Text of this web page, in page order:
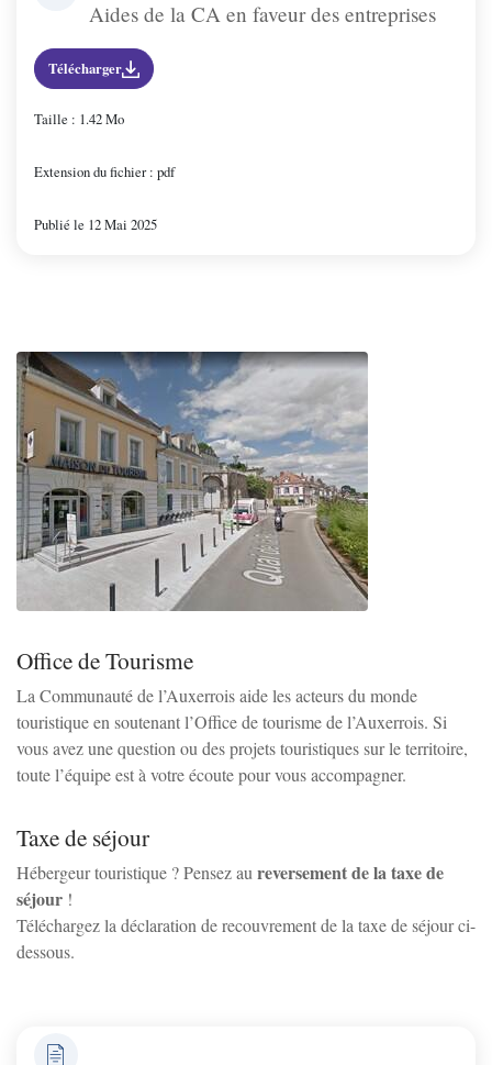
Vincelottes
Aides de la CA en faveur des entreprises
Télécharger
Taille : 1.42 Mo
Extension du fichier : pdf
Publié le 12 Mai 2025
Office de Tourisme
La Communauté de l’Auxerrois aide les acteurs du monde
touristique en soutenant l’Office de tourisme de l’Auxerrois. Si
vous avez une question ou des projets touristiques sur le territoire,
toute l’équipe est à votre écoute pour vous accompagner.
Taxe de séjour
Hébergeur touristique ? Pensez au reversement de la taxe de
séjour !
Téléchargez la déclaration de recouvrement de la taxe de séjour ci-
dessous.